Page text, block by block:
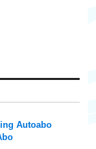
Autoabo